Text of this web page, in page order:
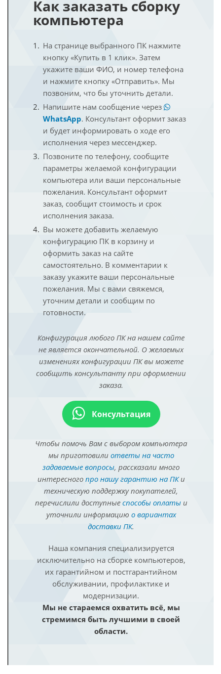
Как заказать сборку
компьютера
На странице выбранного ПК нажмите
кнопку «Купить в 1 клик». Затем
укажите ваши ФИО, и номер телефона
и нажмите кнопку «Отправить». Мы
позвоним, что бы уточнить детали.
Напишите нам сообщение через
WhatsApp. Консультант оформит заказ
и будет информировать о ходе его
исполнения через мессенджер.
Позвоните по телефону, сообщите
параметры желаемой конфигурации
компьютера или ваши персональные
пожелания. Консультант оформит
заказ, сообщит стоимость и срок
исполнения заказа.
Вы можете добавить желаемую
конфигурацию ПК в корзину и
оформить заказ на сайте
самостоятельно. В комментарии к
заказу укажите ваши персональные
пожелания. Мы с вами свяжемся,
уточним детали и сообщим по
готовности.
Конфигурация любого ПК на нашем сайте
не является окончательной. О желаемых
изменениях конфигурации ПК вы можете
сообщить консультанту при оформлении
заказа.
Консультация
Чтобы помочь Вам с выбором компьютера
мы приготовили ответы на часто
задаваемые вопросы, рассказали много
интересного про нашу гарантию на ПКи
техническую поддержку покупателей,
перечислили доступные способы оплатыи
уточнили информацию о вариантах
доставки ПК.
Наша компания специализируется
исключительно на сборке компьютеров,
их гарантийном и постгарантийном
обслуживании, профилактике и
модернизации.
Мы не стараемся охватить всё, мы
стремимся быть лучшими в своей
области.